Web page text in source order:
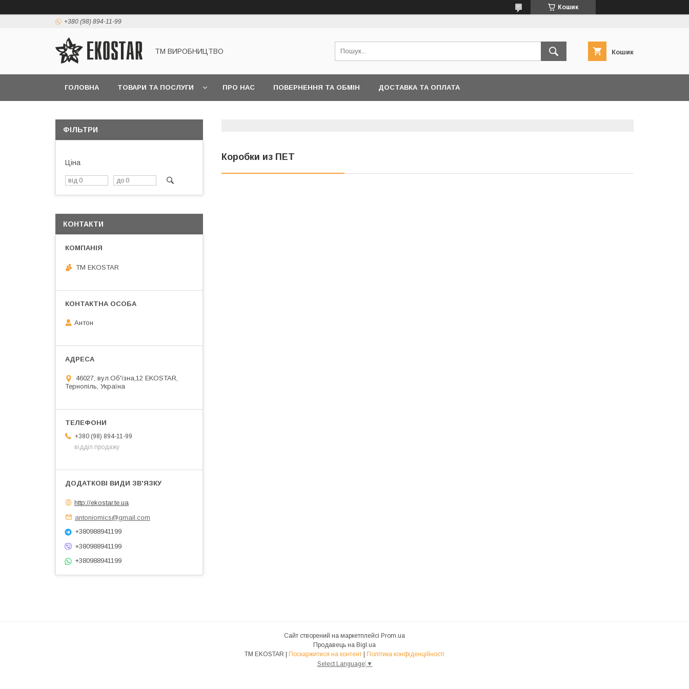
Кошик
+380 (98) 894-11-99
ТМ ВИРОБНИЦТВО Кошик
ГОЛОВНА ТОВАРИ ТА ПОСЛУГИ ПРО НАС ПОВЕРНЕННЯ ТА ОБМІН ДОСТАВКА ТА ОПЛАТА
Коробки из ПЕТ
ФІЛЬТРИ
Ціна
КОНТАКТИ
ТМ EKOSTAR
Антон
46027, вул.Об'їзна,12 EKOSTAR,
Тернопіль, Україна
+380 (98) 894-11-99
відділ продажу
http://ekostar.te.ua
antoniomics@gmail.com
+380988941199
+380988941199
+380988941199
Сайт створений на маркетплейсі Prom.ua
Продавець на Bigl.ua
Поскаржитися на контент
Політика конфіденційності
Select Language ▼